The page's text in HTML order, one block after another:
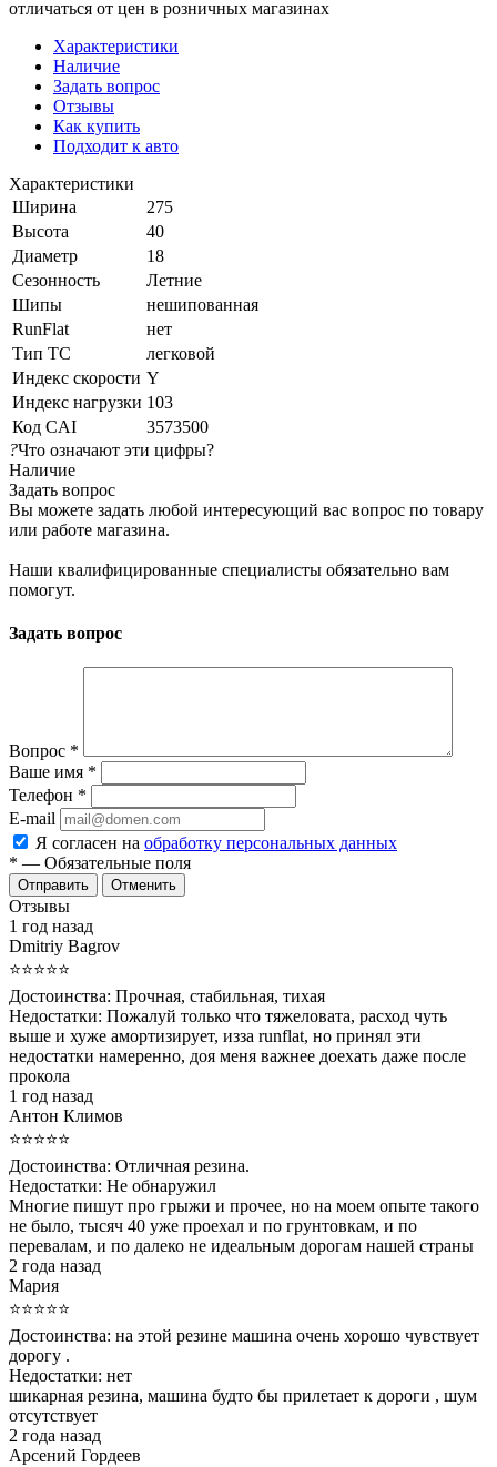
отличаться от цен в розничных магазинах
Характеристики
Наличие
Задать вопрос
Отзывы
Как купить
Подходит к авто
Характеристики
Ширина
275
Высота
40
Диаметр
18
Сезонность
Летние
Шипы
нешипованная
RunFlat
нет
Тип ТС
легковой
Индекс скорости Y
Индекс нагрузки 103
Код CAI
3573500
?Что означают эти цифры?
Наличие
Задать вопрос
Вы можете задать любой интересующий вас вопрос по товару
или работе магазина.
Наши квалифицированные специалисты обязательно вам
помогут.
Задать вопрос
Вопрос *
Ваше имя *
Телефон *
E-mail
Я согласен на обработку персональных данных
* — Обязательные поля
Отменить
Отзывы
1 год назад
Dmitriy Bagrov
⭐⭐⭐⭐⭐
Достоинства: Прочная, стабильная, тихая
Недостатки: Пожалуй только что тяжеловата, расход чуть
выше и хуже амортизирует, изза runflat, но принял эти
недостатки намеренно, доя меня важнее доехать даже после
прокола
1 год назад
Антон Климов
⭐⭐⭐⭐⭐
Достоинства: Отличная резина.
Недостатки: Не обнаружил
Многие пишут про грыжи и прочее, но на моем опыте такого
не было, тысяч 40 уже проехал и по грунтовкам, и по
перевалам, и по далеко не идеальным дорогам нашей страны
2 года назад
Мария
⭐⭐⭐⭐⭐
Достоинства: на этой резине машина очень хорошо чувствует
дорогу .
Недостатки: нет
шикарная резина, машина будто бы прилетает к дороги , шум
отсутствует
2 года назад
Арсений Гордеев